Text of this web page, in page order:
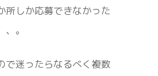
所しか応募できなかった
。
で迷ったらなるべく複数